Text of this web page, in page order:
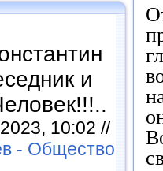
и
10:02 //
- Общество